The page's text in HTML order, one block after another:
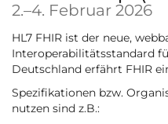
2.–bis
4. Februar 2026
HL7 FHIR ist der neue,
Interoperabilitätsstandard
Deutschland erfährt FHIR
S pezifikationen bzw.
nutzen sind z.B.: